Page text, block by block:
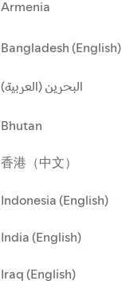
Armenia
Bangladesh (English)
البحرين (العربية)
Bhutan
香港（中文）
Indonesia (English)
India (English)
Iraq (English)